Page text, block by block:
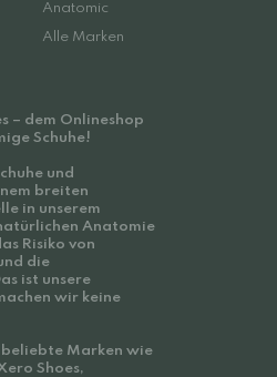
Anatomic
Alle Marken
– dem Onlineshop
Schuhe!
und
breiten
in unserem
Anatomie
Risiko von
die
ist unsere
wir keine
Marken wie
Shoes,